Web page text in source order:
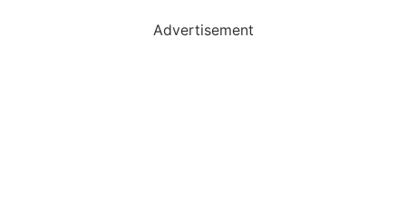
Advertisement